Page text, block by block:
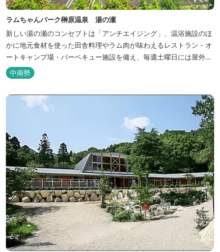
ラムちゃんパーク榊原温泉 湯の瀬
新しい湯の瀬のコンセプトは「アンチエイジング」、温浴施設のほ
かに地元食材を使った田舎料理やラム肉が味わえるレストラン・オ
ートキャンプ場・バーベキュー施設を備え、毎週土曜日には屋外に
「湯の瀬市場」を設け、新鮮野菜の販売が行われています。 また、
観光旅行が困難な障がい者や介助が必要な高齢者の利用に特化した
ト付きジャグジーを備えています...
中南勢